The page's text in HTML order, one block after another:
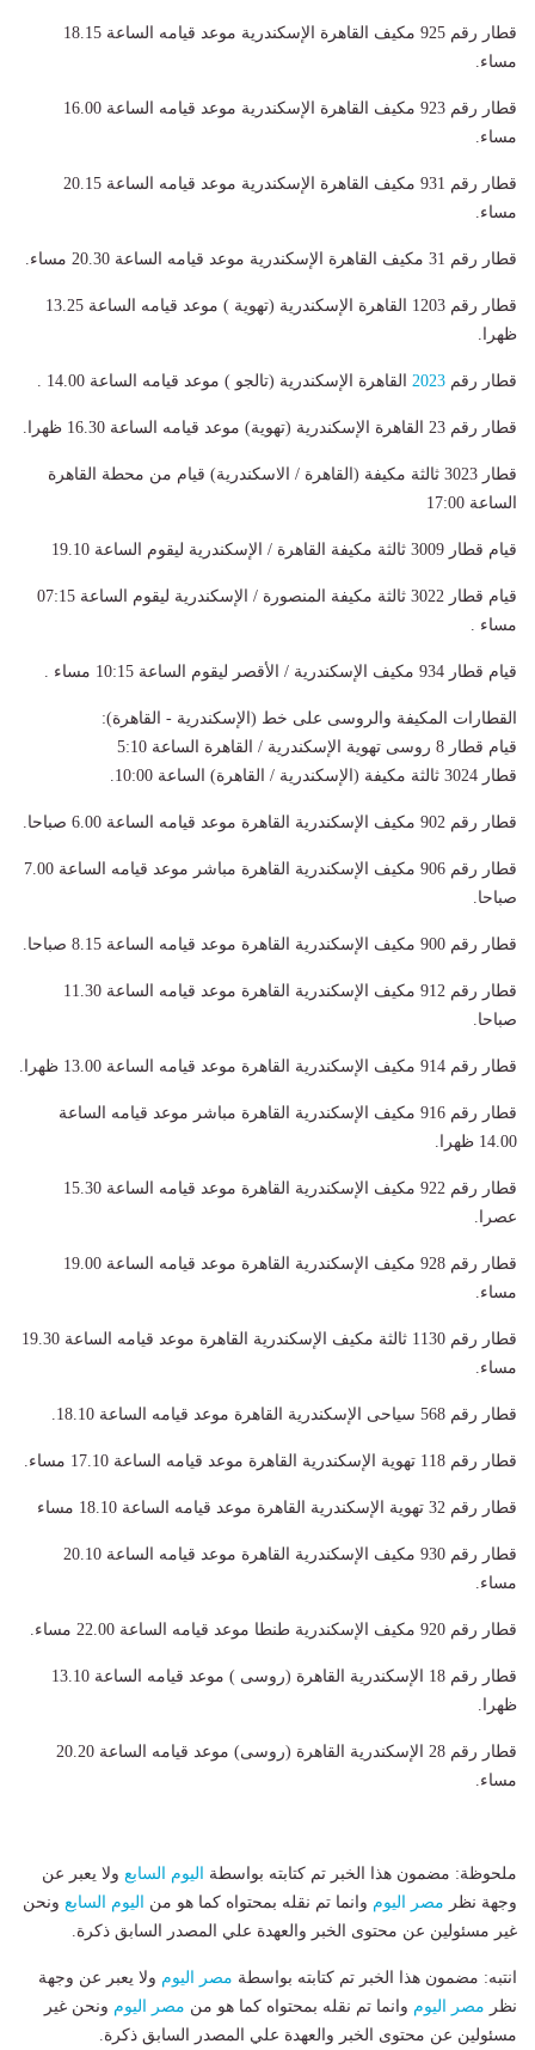
قطار رقم 925 مكيف القاهرة الإسكندرية موعد قيامه الساعة 18.15
مساء.
قطار رقم 923 مكيف القاهرة الإسكندرية موعد قيامه الساعة 16.00
مساء.
قطار رقم 931 مكيف القاهرة الإسكندرية موعد قيامه الساعة 20.15
مساء.
قطار رقم 31 مكيف القاهرة الإسكندرية موعد قيامه الساعة 20.30 مساء .
قطار رقم 1203 القاهرة الإسكندرية (تهوية ) موعد قيامه الساعة 13.25
ظهرا .
قطار رقم 2023 القاهرة الإسكندرية (تالجو ) موعد قيامه الساعة 14.00 .
قطار رقم 23 القاهرة الإسكندرية (تهوية) موعد قيامه الساعة 16.30 ظهرا .
قطار 3023 ثالثة مكيفة (القاهرة / الاسكندرية) قيام من محطة القاهرة
الساعة 17:00
قيام قطار 3009 ثالثة مكيفة القاهرة / الإسكندرية ليقوم الساعة 19.10
قيام قطار 3022 ثالثة مكيفة المنصورة / الإسكندرية ليقوم الساعة 07:15
مساء .
قيام قطار 934 مكيف الإسكندرية / الأقصر ليقوم الساعة 10:15 مساء .
القطارات المكيفة والروسى على خط (الإسكندرية - القاهرة):
قيام قطار 8 روسى تهوية الإسكندرية / القاهرة الساعة 5:10
قطار 3024 ثالثة مكيفة (الإسكندرية / القاهرة) الساعة 10:00
.
قطار رقم 902 مكيف الإسكندرية القاهرة موعد قيامه الساعة 6.00 صباحا .
قطار رقم 906 مكيف الإسكندرية القاهرة مباشر موعد قيامه الساعة 7.00
صباحا.
قطار رقم 900 مكيف الإسكندرية القاهرة موعد قيامه الساعة 8.15 صباحا .
قطار رقم 912 مكيف الإسكندرية القاهرة موعد قيامه الساعة 11.30
صباحا.
قطار رقم 914 مكيف الإسكندرية القاهرة موعد قيامه الساعة 13.00 ظهرا .
قطار رقم 916 مكيف الإسكندرية القاهرة مباشر موعد قيامه الساعة
14.00 ظهرا
.
قطار رقم 922 مكيف الإسكندرية القاهرة موعد قيامه الساعة 15.30
عصرا .
قطار رقم 928 مكيف الإسكندرية القاهرة موعد قيامه الساعة 19.00
مساء.
قطار رقم 1130 ثالثة مكيف الإسكندرية القاهرة موعد قيامه الساعة 19.30
مساء.
قطار رقم 568 سياحى الإسكندرية القاهرة موعد قيامه الساعة 18.10 .
قطار رقم 118 تهوية الإسكندرية القاهرة موعد قيامه الساعة 17.10 مساء .
قطار رقم 32 تهوية الإسكندرية القاهرة موعد قيامه الساعة 18.10 مساء
قطار رقم 930 مكيف الإسكندرية القاهرة موعد قيامه الساعة 20.10
مساء.
قطار رقم 920 مكيف الإسكندرية طنطا موعد قيامه الساعة 22.00 مساء .
قطار رقم 18 الإسكندرية القاهرة (روسى ) موعد قيامه الساعة 13.10
ظهرا .
قطار رقم 28 الإسكندرية القاهرة (روسى) موعد قيامه الساعة 20.20
مساء.
ملحوظة: مضمون هذا الخبر تم كتابته بواسطة اليوم السابع ولا يعبر عن
وجهة نظر مصر اليوم وانما تم نقله بمحتواه كما هو من اليوم السابع ونحن
غير مسئولين عن محتوى الخبر والعهدة علي المصدر السابق ذكرة.
انتبه: مضمون هذا الخبر تم كتابته بواسطة مصر اليوم ولا يعبر عن وجهة
نظر مصر اليوم وانما تم نقله بمحتواه كما هو من مصر اليوم ونحن غير
مسئولين عن محتوى الخبر والعهدة علي المصدر السابق ذكرة.